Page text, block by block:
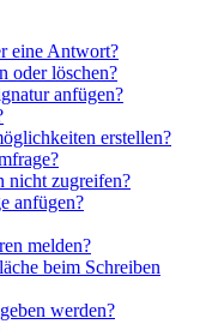
eine Antwort?
oder löschen?
anfügen?
erstellen?
nicht zugreifen?
anfügen?
melden?
beim Schreiben
werden?